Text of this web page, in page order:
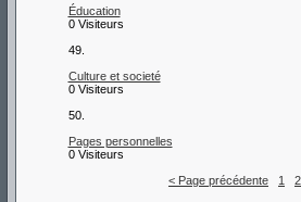
Éducation
0 Visiteurs
49.
Culture et societé
0 Visiteurs
50.
Pages personnelles
0 Visiteurs
< Page précédente
1 2